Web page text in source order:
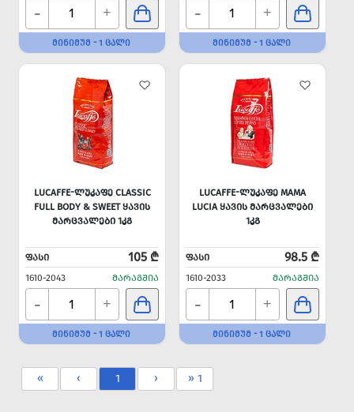
- +
ᲛᲘᲜᲘᲛᲣᲛ - 1 ᲪᲐᲚᲘ
- +
ᲛᲘᲜᲘᲛᲣᲛ - 1 ᲪᲐᲚᲘ
LUCAFFE-ᲚᲣᲙᲐᲤᲔ CLASSIC
FULL BODY & SWEET ᲧᲐᲕᲘᲡ
ᲛᲐᲠᲪᲕᲐᲚᲔᲑᲘ 1ᲙᲒ
ᲤᲐᲡᲘ 105 ₾
1610-2043 ᲛᲐᲠᲐᲒᲨᲘᲐ
- +
ᲛᲘᲜᲘᲛᲣᲛ - 1 ᲪᲐᲚᲘ
LUCAFFE-ᲚᲣᲙᲐᲤᲔ MAMA
LUCIA ᲧᲐᲕᲘᲡ ᲛᲐᲠᲪᲕᲐᲚᲔᲑᲘ
1ᲙᲒ
ᲤᲐᲡᲘ 98.5 ₾
1610-2033 ᲛᲐᲠᲐᲒᲨᲘᲐ
- +
ᲛᲘᲜᲘᲛᲣᲛ - 1 ᲪᲐᲚᲘ
« ‹ 1 › » 1